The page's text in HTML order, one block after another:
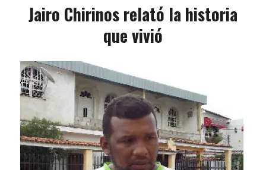
Jairo Chirinos relató la historia
que vivió